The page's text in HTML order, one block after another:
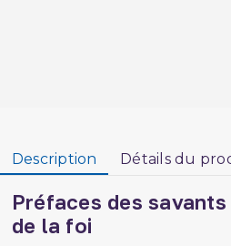
Description Détails du
Préfaces des
de la foi